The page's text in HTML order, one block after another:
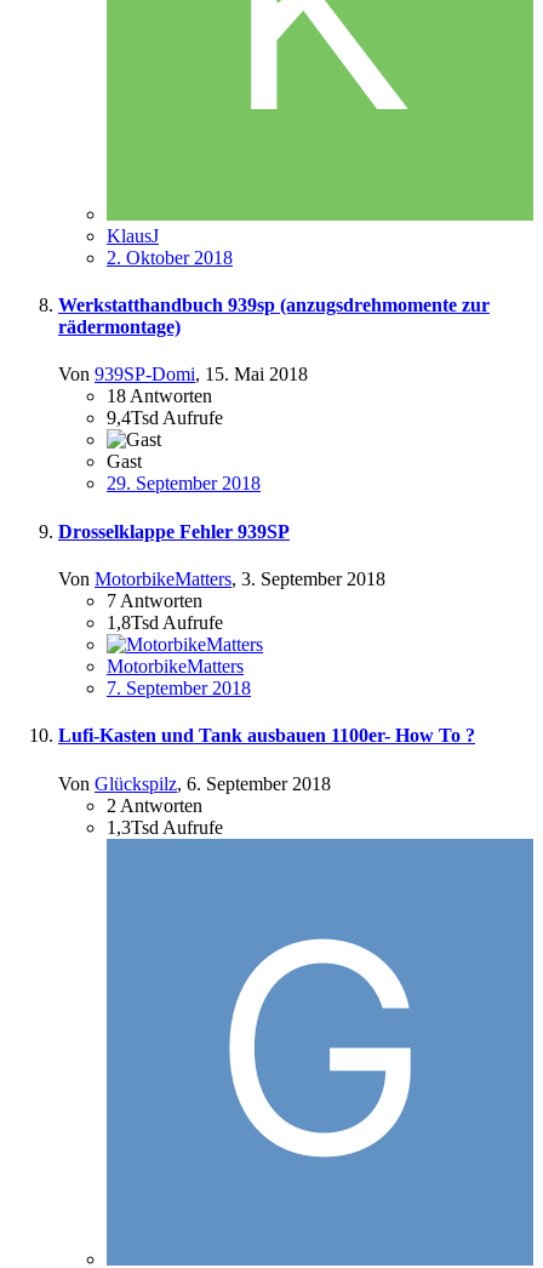
KlausJ
2. Oktober 2018
Werkstatthandbuch 939sp (anzugsdrehmomente zur
rädermontage)
Von 939SP-Domi, 15. Mai 2018
18Antworten
9,4TsdAufrufe
Gast
29. September 2018
Drosselklappe Fehler 939SP
Von MotorbikeMatters, 3. September 2018
7 Antworten
1,8Tsd Aufrufe
MotorbikeMatters
7. September 2018
Lufi-Kasten und Tank ausbauen 1100er- How To ?
Von Glückspilz, 6. September 2018
2 Antworten
1,3Tsd Aufrufe